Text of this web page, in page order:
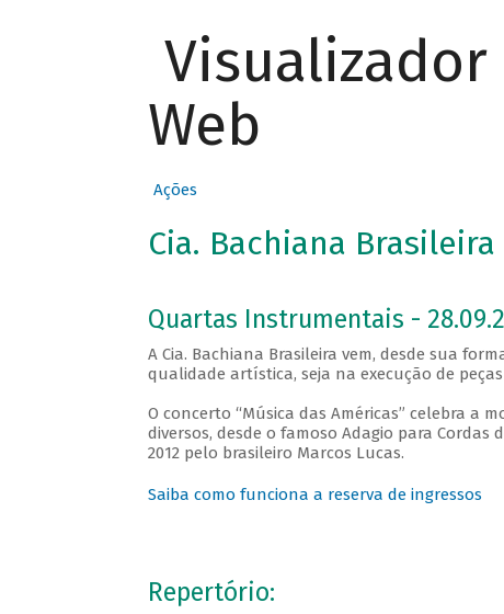
Web
Ações
Cia. Bachiana
Quartas Instrumentais -
A Cia. Bachiana Brasileira vem, desde sua
qualidade artística, seja na execução de
O concerto “Música das Américas” celebra a
diversos, desde o famoso Adagio para
2012 pelo brasileiro Marcos Lucas.
Saiba como funciona a reserva de ingressos
Repertório: